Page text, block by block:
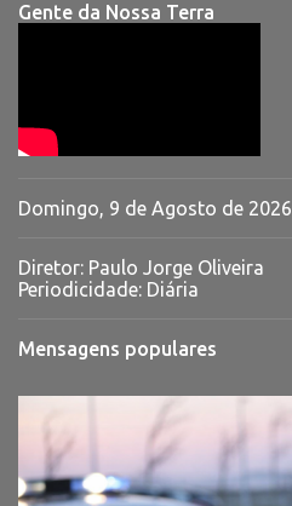
Gente da Nossa Terra
Domingo, 9 de Agosto de 2026
Diretor: Paulo Jorge Oliveira
Periodicidade: Diária
Mensagens populares